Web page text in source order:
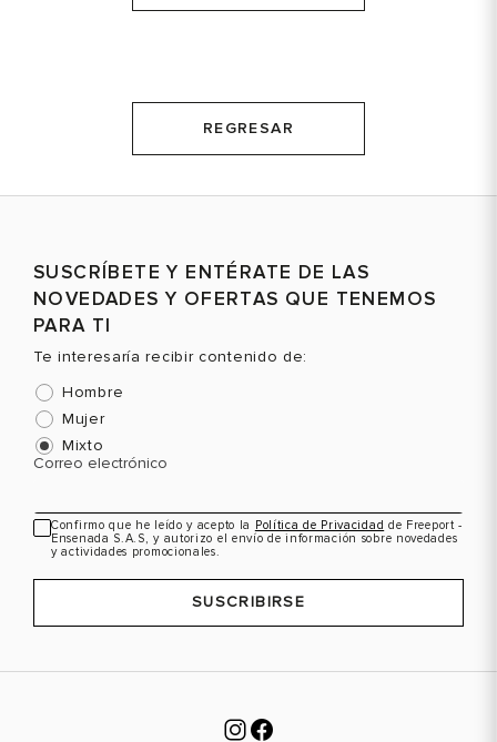
REGRESAR
SUSCRÍBETE Y ENTÉRATE DE LAS
NOVEDADES Y OFERTAS QUE TENEMOS
PARA TI
Te interesaría recibir contenido de:
Hombre
Mujer
Mixto
Correo electrónico
Confirmo que he leído y acepto la Política de Privacidad de Freeport -
Ensenada S.A.S, y autorizo el envío de información sobre novedades
y actividades promocionales.
SUSCRIBIRSE